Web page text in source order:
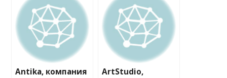
Antika, компания
ArtStudio,